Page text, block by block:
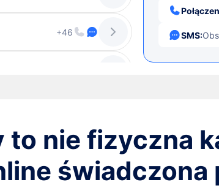
+46
+41
+45
SMS:
nie fizyczna
świadczona